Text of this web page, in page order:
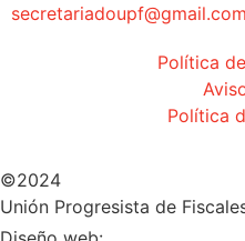
secretariadoupf@gmail.com
Política
Política
©2024
Unión Progresista de